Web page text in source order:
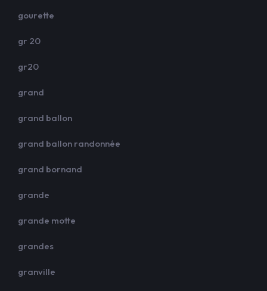
gourette
gr 20
gr20
grand
grand ballon
grand ballon randonnée
grand bornand
grande
grande motte
grandes
granville